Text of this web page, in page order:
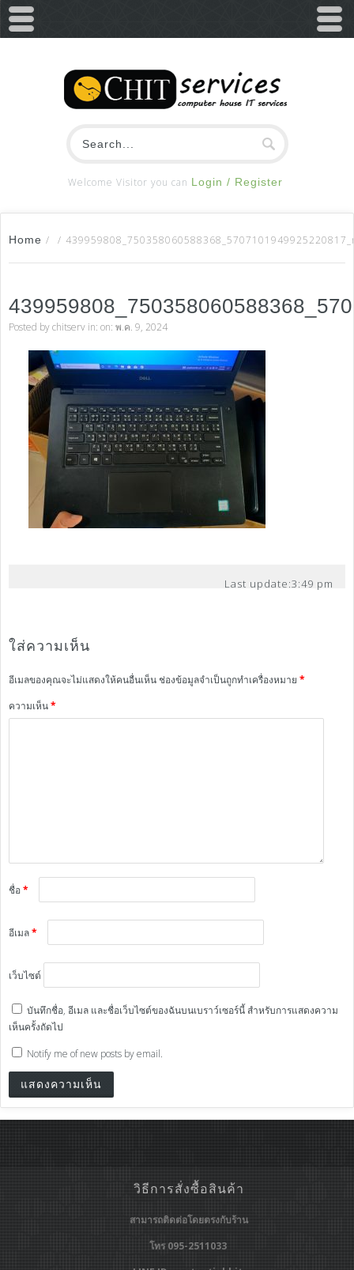
Welcome Visitor you can Login / Register
Home / /
Posted bychitserv in: on: พ.ค. 9, 2024
Last update:3:49 pm
ใส่ความเห็น
อีเมลของคุณจะไม่แสดงให้คนอื่นเห็นช่องข้อมูลจำเป็นถูกทำเครื่องหมาย *
ความเห็น*
ชื่อ*
อีเมล*
เว็บไซต์
บันทึกชื่อ, อีเมล และชื่อเว็บไซต์ของฉันบนเบราว์เซอร์นี้ สำหรับการแสดงความ
เห็นครั้งถัดไป
Notify me of new posts by email.
วิธีการสั่งซื้อสินค้า
สามารถติดต่อโดยตรงกับร้าน
โทร 095-2511033